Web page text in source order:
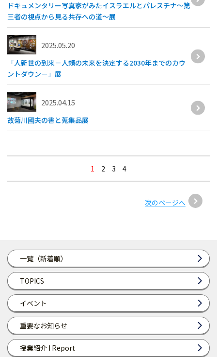
一覧（新着順）
TOPICS
イベント
重要なお知らせ
授業紹介 I Report
ドキュメンタリー写真家がみたイスラエルとパレスチナ～第
三者の視点から見る共存への道～展
2025.05.20
「人新世の到来－人類の未来を決定する2030年までのカウ
ントダウン－」展
2025.04.15
故菊川國夫の書と蒐集品展
1 2 3 4
次のページへ